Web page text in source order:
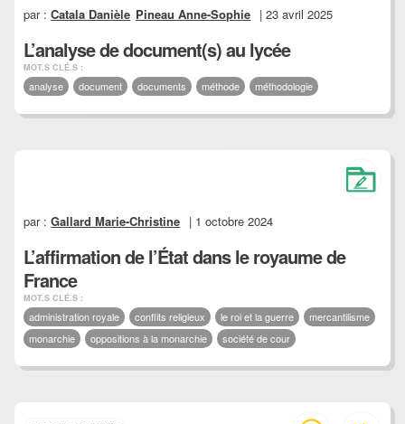
par :Catala Danièle Pineau Anne-Sophie | 23 avril 2025
L’analyse de document(s) au lycée
MOT.S CLÉ.S :
analyse document documents méthode méthodologie
par :Gallard Marie-Christine | 1 octobre 2024
L’affirmation de l’État dans le royaume de
France
MOT.S CLÉ.S :
administration royale conflits religieux le roi et la guerre
mercantilisme
monarchie
oppositions à la monarchie société de cour